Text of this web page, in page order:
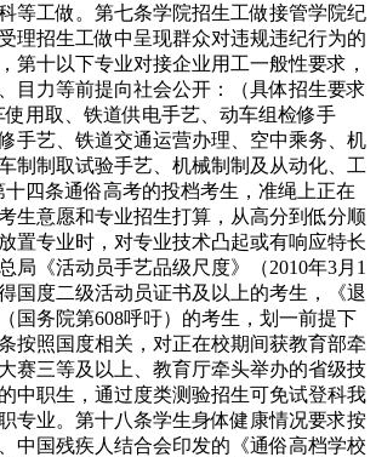
等工做。第七条学院招生工做接管学院纪
理招生工做中呈现群众对违规违纪行为的
第十以下专业对接企业用工一般性要求，
目力等前提向社会公开：（具体招生要求
使用取、铁道供电手艺、动车组检修手
手艺、铁道交通运营办理、空中乘务、机
制制取试验手艺、机械制制及从动化、工
十四条通俗高考的投档考生，准绳上正在
生意愿和专业招生打算，从高分到低分顺
置专业时，对专业技术凸起或有响应特长
局《活动员手艺品级尺度》（2010年3月1
国度二级活动员证书及以上的考生，《退
国务院第608呼吁）的考生，划一前提下
按照国度相关，对正在校期间获教育部牵
赛三等及以上、教育厅牵头举办的省级技
中职生，通过度类测验招生可免试登科我
专业。第十八条学生身体健康情况要求按
中国残疾人结合会印发的《通俗高档学校